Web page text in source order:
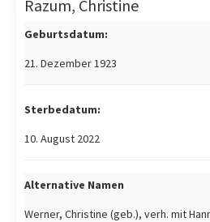
Razum, Christine
Geburtsdatum:
21. Dezember 1923
Sterbedatum:
10. August 2022
Alternative Namen
Werner, Christine (geb.), verh. mit